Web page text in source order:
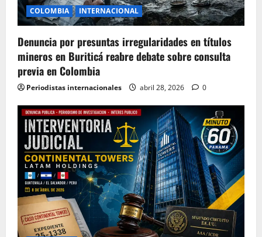
COLOMBIA INTERNACIONAL
Denuncia por presuntas irregularidades en títulos
mineros en Buriticá reabre debate sobre consulta
previa en Colombia
Periodistas internacionales abril 28, 2026 0